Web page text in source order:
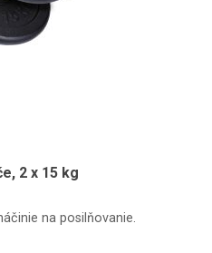
2 x 15 kg
na posilňovanie.